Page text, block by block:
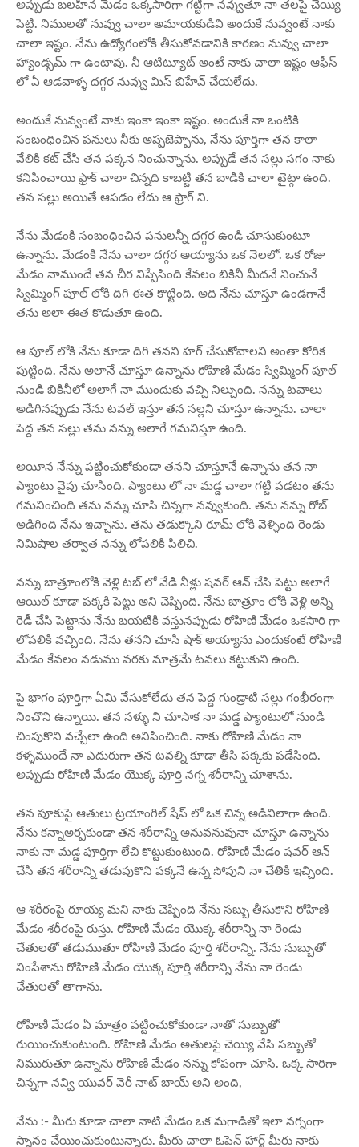
అప్పుడు బలహీన మేడం ఒక్కసారిగా గట్టిగా నవ్వుతూ నా తలపై చెయ్యి
పెట్టి. నిములతో నువ్వు చాలా అమాయకుడివి అందుకే నువ్వంటే నాకు
చాలా ఇష్టం. నేను ఉద్యోగంలోకి తీసుకోవడానికి కారణం నువ్వు చాలా
హ్యాండ్సమ్ గా ఉంటావు. నీ ఆటిట్యూట్ అంటే నాకు చాలా ఇష్టం ఆఫీస్
లో ఏ ఆడవాళ్ళ దగ్గర నువ్వు మిస్ బిహేవ్ చేయలేదు.
అందుకే నువ్వంటే నాకు ఇంకా ఇంకా ఇష్టం. అందుకే నా ఒంటికి
సంబంధించిన పనులు నీకు అప్పజెప్పాను, నేను పూర్తిగా తన కాలా
వేలికి కట్ చేసి తన పక్కన నించున్నాను. అప్పుడే తన సల్లు సగం నాకు
కనిపించాయి ఫ్రాక్ చాలా చిన్నది కాబట్టి తన బాడీకి చాలా టైట్గా ఉంది.
తన సల్లు అయితే ఆపడం లేదు ఆ ఫ్రాగ్ ని.
నేను మేడంకి సంబంధించిన పనులన్నీ దగ్గర ఉండి చూసుకుంటూ
ఉన్నాను. మేడంకి నేను చాలా దగ్గర అయ్యాను ఒక నెలలో. ఒక రోజు
మేడం నాముందే తన చీర విప్పేసింది కేవలం బికినీ మీదనే నించునే
స్విమ్మింగ్ పూల్ లోకి దిగి ఈత కొట్టింది. అది నేను చూస్తూ ఉండగానే
తను అలా ఈత కొడుతూ ఉంది.
ఆ పూల్ లోకి నేను కూడా దిగి తనని హగ్ చేసుకోవాలని అంతా కోరిక
పుట్టింది. నేను అలానే చూస్తూ ఉన్నాను రోహిణి మేడం స్విమ్మింగ్ పూల్
నుండి బికినీలో అలాగే నా ముందుకు వచ్చి నిల్చుంది. నన్ను టవాలు
అడిగినప్పుడు నేను టవల్ ఇస్తూ తన సల్లని చూస్తూ ఉన్నాను. చాలా
పెద్ద తన సల్లు తను నన్ను అలాగే గమనిస్తూ ఉంది.
అయీన నేన్ను పట్టించుకోకుండా తనని చూస్తూనే ఉన్నాను తన నా
ప్యాంటు వైపు చూసింది. ప్యాంటు లో నా మడ్డ చాలా గట్టి పడటం తను
గమనించింది తను నన్ను చూసి చిన్నగా నవ్వుకుంది. తను నన్ను రోబ్
అడిగింది నేను ఇచ్చాను. తను తడుక్కొని రూమ్ లోకి వెళ్ళింది రెండు
నిమిషాల తర్వాత నన్ను లోపలికి పిలిచి.
నన్ను బాత్రూంలోకి వెళ్లి టబ్ లో వేడి నీళ్లు షవర్ ఆన్ చేసి పెట్టు అలాగే
ఆయిల్ కూడా పక్కకి పెట్టు అని చెప్పింది. నేను బాత్రూం లోకి వెళ్లి అన్ని
రెడీ చేసి పెట్టాను నేను బయటికి వస్తునప్పుడు రోహిణి మేడం ఒకసారి గా
లోపలికి వచ్చింది. నేను తనని చూసి షాక్ అయ్యాను ఎందుకంటే రోహిణి
మేడం కేవలం నడుము వరకు మాత్రమే టవలు కట్టుకుని ఉంది.
పై భాగం పూర్తిగా ఏమి వేసుకోలేదు తన పెద్ద గుండ్రాటి సల్లు గంభీరంగా
నించొని ఉన్నాయి. తన సళ్ళు ని చూసాక నా మడ్డ ప్యాంటులో నుండి
చింపుకొని వచ్చేలా ఉంది అనిపించింది. నాకు రోహిణి మేడం నా
కళ్ళముందే నా ఎదురుగా తన టవల్ని కూడా తీసి పక్కకు పడేసింది.
అప్పుడు రోహిణి మేడం యొక్క పూర్తి నగ్న శరీరాన్ని చూశాను.
తన పూకుపై ఆతులు ట్రయాంగిల్ షేప్ లో ఒక చిన్న అడివిలాగా ఉంది.
నేను కన్నాఅర్పకుండా తన శరీరాన్ని అనువనువునా చూస్తూ ఉన్నాను
నాకు నా మడ్డ పూర్తిగా లేచి కొట్టుకుంటుంది. రోహిణి మేడం షవర్ ఆన్
చేసి తన శరీరాన్ని తడుపుకొని పక్కనే ఉన్న సోపుని నా చేతికి ఇచ్చింది.
ఆ శరీరంపై రూయ్య మని నాకు చెప్పింది నేను సబ్బు తీసుకొని రోహిణి
మేడం శరీరంపై రుస్తు. రోహిణి మేడం యొక్క శరీరాన్ని నా రెండు
చేతులతో తడుముతూ రోహిణి మేడం పూర్తి శరీరాన్ని. నేను సుబ్బుతో
నింపేశాను రోహిణి మేడం యొక్క పూర్తి శరీరాన్ని నేను నా రెండు
చేతులతో తాగాను.
రోహిణి మేడం ఏ మాత్రం పట్టించుకోకుండా నాతో సుబ్బుతో
రుయించుకుంటుంది. రోహిణి మేడం అతులపై చెయ్యి వేసి సబ్బుతో
నిమురుతూ ఉన్నాను రోహిణి మేడం నన్ను కోపంగా చూసి. ఒక్క సారిగా
చిన్నగా నవ్వి యువర్ వెరీ నాట్ బాయ్ అని అంది,
నేను :- మీరు కూడా చాలా నాటి మేడం ఒక మగాడితో ఇలా నగ్నంగా
స్నానం చేయించుకుంటున్నారు. మీరు చాలా ఓపెన్ హార్ట్ మీరు నాకు